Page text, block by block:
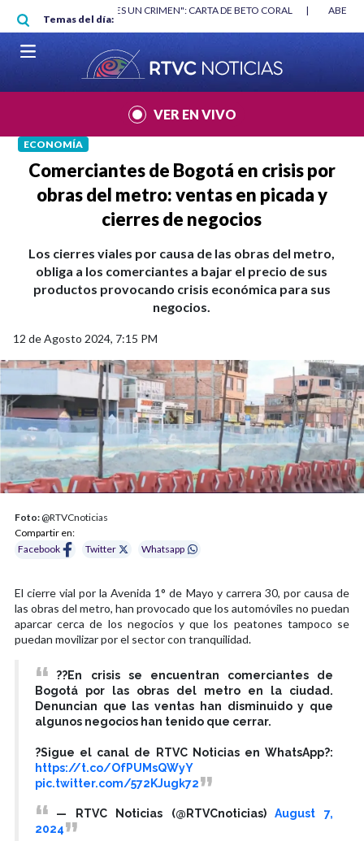
Pasar al contenido principal
Temas del día:
"HABLAR NO ES UN CRIMEN": CARTA DE BETO CORAL |
VER EN VIVO
ECONOMÍA
Comerciantes de Bogotá en crisis por
obras del metro: ventas en picada y
cierres de negocios
Los cierres viales por causa de las obras del metro,
obliga a los comerciantes a bajar el precio de sus
productos provocando crisis económica para sus
negocios.
12 de Agosto 2024, 7:15 PM
Foto: @RTVCnoticias
Compartir en:
Facebook
Twitter Whatsapp
El cierre vial por la Avenida 1° de Mayo y carrera 30, por causa de
las obras del metro, han provocado que los automóviles no puedan
aparcar cerca de los negocios y que los peatones tampoco se
puedan movilizar por el sector con tranquilidad.
??En crisis se encuentran comerciantes de
Bogotá por las obras del metro en la ciudad.
Denuncian que las ventas han disminuido y que
algunos negocios han tenido que cerrar.
?Sigue el canal de RTVC Noticias en WhatsApp?:
https://t.co/OfPUMsQWyY
pic.twitter.com/572KJugk72
— RTVC Noticias (@RTVCnoticias)August 7,
2024